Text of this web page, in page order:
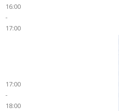
16:00
-
17:00
17:00
-
18:00